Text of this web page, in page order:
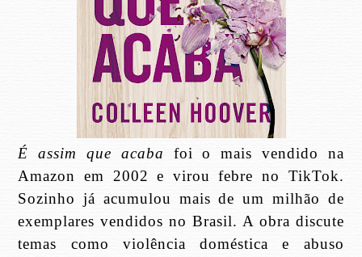
É assim que acaba foi o mais vendido na
Amazon em 2002 e virou febre no TikTok.
Sozinho já acumulou mais de um milhão de
exemplares vendidos no Brasil. A obra discute
temas como violência doméstica e abuso